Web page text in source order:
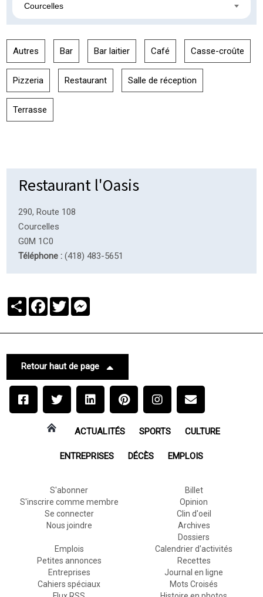
Courcelles
Autres Bar Bar laitier Café Casse-croûte
Pizzeria Restaurant Salle de réception
Terrasse
Restaurant l'Oasis
290, Route 108
Courcelles
G0M 1C0
Téléphone : (418) 483-5651
PartagerFacebook
Twitter
Retour haut de page
ACTUALITÉS SPORTS CULTURE
ENTREPRISES DÉCÈS EMPLOIS
S'abonner
S'inscrire comme membre
Se connecter
Nous joindre
Billet
Opinion
Clin d'oeil
Archives
Dossiers
Emplois
Petites annonces
Entreprises
Cahiers spéciaux
Calendrier d'activités
Recettes
Journal en ligne
Mots Croisés